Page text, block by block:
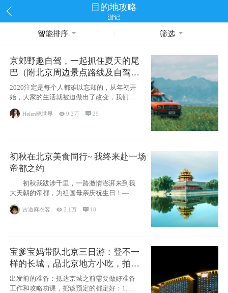
目的地攻略
游记
智能排序 筛选
京郊野趣自驾，一起抓住夏天的尾
巴（附北京周边景点路线及自驾攻
略）
2020注定是每个人都难以忘却的，从年初开
始，大家的生活就被迫做出了改变，我们也
不例外。本来双双辞职是为
Helen晓世界 9.2万 29
初秋在北京美食同行~ 我终来赴一场
帝都之约
初秋我跋涉千里，一路激情澎湃来到我
大天朝的帝都，为祖国母亲庆祝生日！——
古道麻衣客 2.1万  18
宝爹宝妈带队北京三日游：登不一
样的长城，品北京地方小吃，拍盘
古七星夜景！
出发前的准备：抵达京城之前需要做好准备
工作和攻略功课，把该预定的都定好：1. 酒